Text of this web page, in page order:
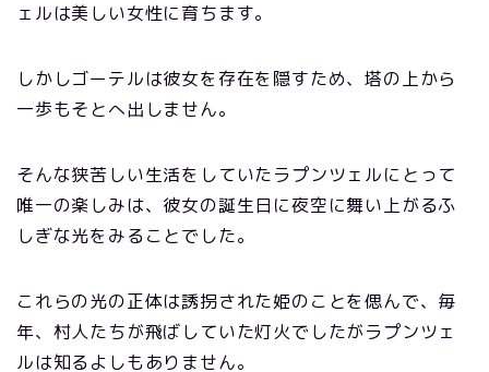
ェルは美しい女性に育ちます。
しかしゴーテルは彼女を存在を隠すため、塔の上から
一歩もそとへ出しません。
そんな狭苦しい生活をしていたラプンツェルにとって
唯一の楽しみは、彼女の誕生日に夜空に舞い上がるふ
しぎな光をみることでした。
これらの光の正体は誘拐された姫のことを偲んで、毎
年、村人たちが飛ばしていた灯火でしたがラプンツェ
ルは知るよしもありません。